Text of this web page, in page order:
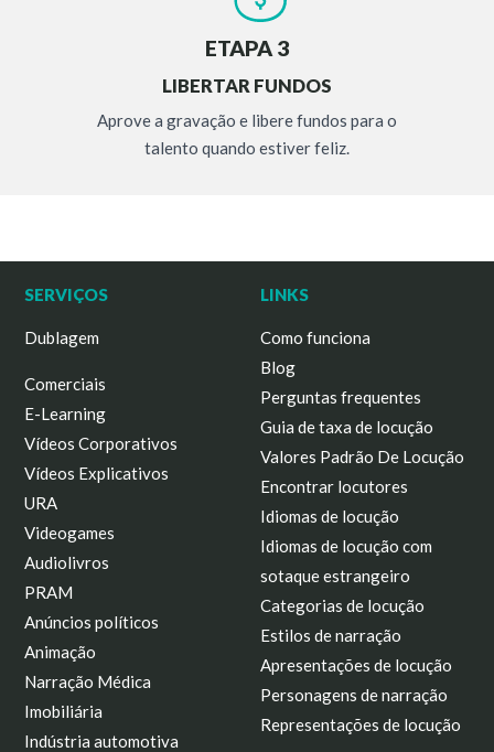
ETAPA 3
LIBERTAR FUNDOS
Aprove a gravação e libere fundos para o
talento quando estiver feliz.
SERVIÇOS
Dublagem
Comerciais
E-Learning
Vídeos Corporativos
Vídeos Explicativos
URA
Videogames
Audiolivros
PRAM
Anúncios políticos
Animação
Narração Médica
Imobiliária
Indústria automotiva
LINKS
Como funciona
Blog
Perguntas frequentes
Guia de taxa de locução
Valores Padrão De Locução
Encontrar locutores
Idiomas de locução
Idiomas de locução com
sotaque estrangeiro
Categorias de locução
Estilos de narração
Apresentações de locução
Personagens de narração
Representações de locução